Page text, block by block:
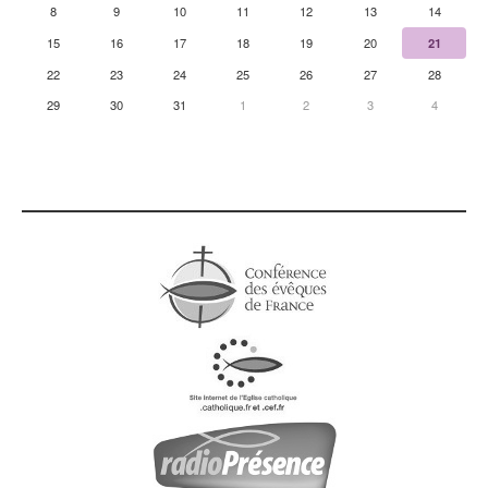
8 9 10 11 12 13
14
15
16 17 18 19 20
21
22
23 24 25 26 27
28
29
30 31 1 2 3 4